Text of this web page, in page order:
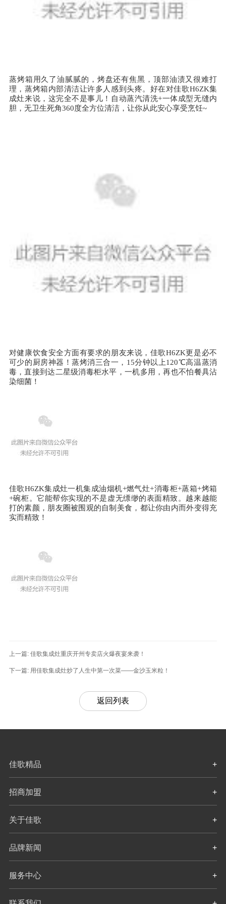
蒸烤箱用久了油腻腻的，烤盘还有焦黑，顶部油渍又很难打
理，蒸烤箱内部清洁让许多人感到头疼。好在对佳歌H6ZK集
成灶来说，这完全不是事儿！自动蒸汽清洗+一体成型无缝内
胆，无卫生死角360度全方位清洁，让你从此安心享受烹饪~
对健康饮食安全方面有要求的朋友来说，佳歌H6ZK更是必不
可少的厨房神器！蒸烤消三合一，15分钟以上120℃高温蒸消
毒，直接到达二星级消毒柜水平，一机多用，再也不怕餐具沾
染细菌！
佳歌H6ZK集成灶一机集成油烟机+燃气灶+消毒柜+蒸箱+烤箱
+碗柜。它能帮你实现的不是虚无缥缈的表面精致。越来越能
打的素颜，朋友圈被围观的自制美食，都让你由内而外变得充
实而精致！
上一篇: 佳歌集成灶重庆开州专卖店火爆夜宴来袭！
下一篇: 用佳歌集成灶炒了人生中第一次菜——金沙玉米粒！
返回列表
佳歌精品 +
招商加盟 +
关于佳歌 +
品牌新闻 +
服务中心 +